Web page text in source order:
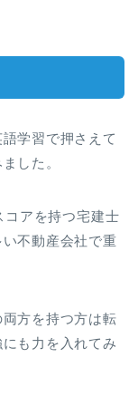
学習で押さえて
した。
コアを持つ宅建士
不動産会社で重
方を持つ方は転
も力を入れてみ